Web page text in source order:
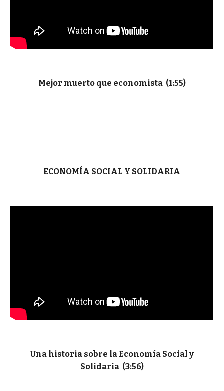
Mejor muerto que economista (1:55)
ECONOMÍA SOCIAL Y SOLIDARIA
Una historia sobre la Economía Social y
Solidaria (3:56)